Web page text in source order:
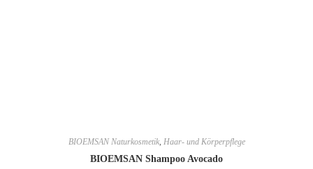
BIOEMSAN Naturkosmetik, Haar- und Körperpflege
BIOEMSAN Shampoo Avocado